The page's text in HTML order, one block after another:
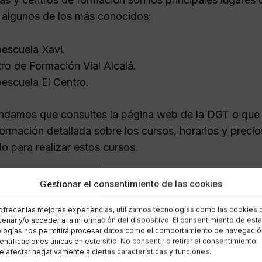
Gestionar el consentimiento de las cookies
las mejores experiencias, utilizamos tecnologías como las cookies
y/o acceder a la información del dispositivo. El consentimiento de
nos permitirá procesar datos como el comportamiento de
únicas en este sitio. No consentir o retirar el consentimiento,
afectar negativamente a ciertas características y funciones.
de los más conocidos:
Xavi.
de Formación Vial Alcalá.
El Centro.
que consultes la página web de la DGT o
detallada sobre los cursos, horarios y
para realizar estos cursos.
a seguir si recibes una multa
multa que impacta en tus puntos, es esencial que
la notificación para entender la naturaleza de la
varias opciones a considerar: